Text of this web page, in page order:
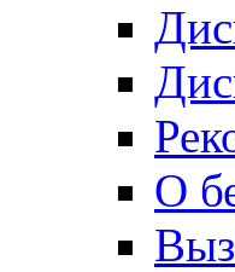
О